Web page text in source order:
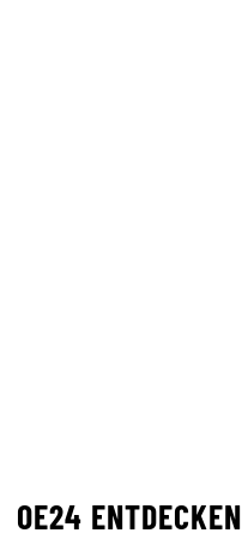
OE24 ENTDECKEN